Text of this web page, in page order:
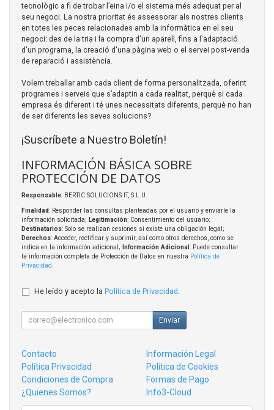
tecnològic a fi de trobar l’eina i/o el sistema més adequat per al
seu negoci. La nostra prioritat és assessorar als nostres clients
en totes les peces relacionades amb la informàtica en el seu
negoci: des de la tria i la compra d'un aparell, fins a l'adaptació
d'un programa, la creació d'una pàgina web o el servei post-venda
de reparació i assistència.
Volem treballar amb cada client de forma personalitzada, oferint
programes i serveis que s’adaptin a cada realitat, perquè si cada
empresa és diferent i té unes necessitats diferents, perquè no han
de ser diferents les seves solucions?
¡Suscríbete a Nuestro Boletín!
INFORMACIÓN BÁSICA SOBRE
PROTECCIÓN DE DATOS
Responsable: BERTIC SOLUCIONS IT, S.L.U.
Finalidad: Responder las consultas planteadas por el usuario y enviarle la
información solicitada; Legitimación: Consentimiento del usuario;
Destinatarios: Solo se realizan cesiones si existe una obligación legal;
Derechos: Acceder, rectificar y suprimir, así como otros derechos, como se
indica en la información adicional;
Información Adicional : Puede consultar
la información completa de Protección de Datos en nuestra Política de
Privacidad
He leído y acepto la Política de Privacidad
Enviar
Contacto
Información Legal
Política Privacidad
Política de Cookies
Condiciones de Compra
Formas de Pago
¿Quienes Somos?
Info3-Cloud